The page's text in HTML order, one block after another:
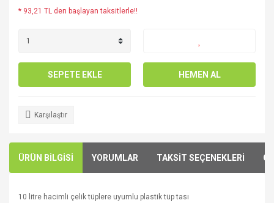
* 93,21 TL den başlayan taksitlerle!!
SEPETE EKLE HEMEN AL
Karşılaştır
ÜRÜN BİLGİSİ YORUMLAR TAKSİT SEÇENEKLERİ
10 litre hacimli çelik tüplere uyumlu plastik tüp tası